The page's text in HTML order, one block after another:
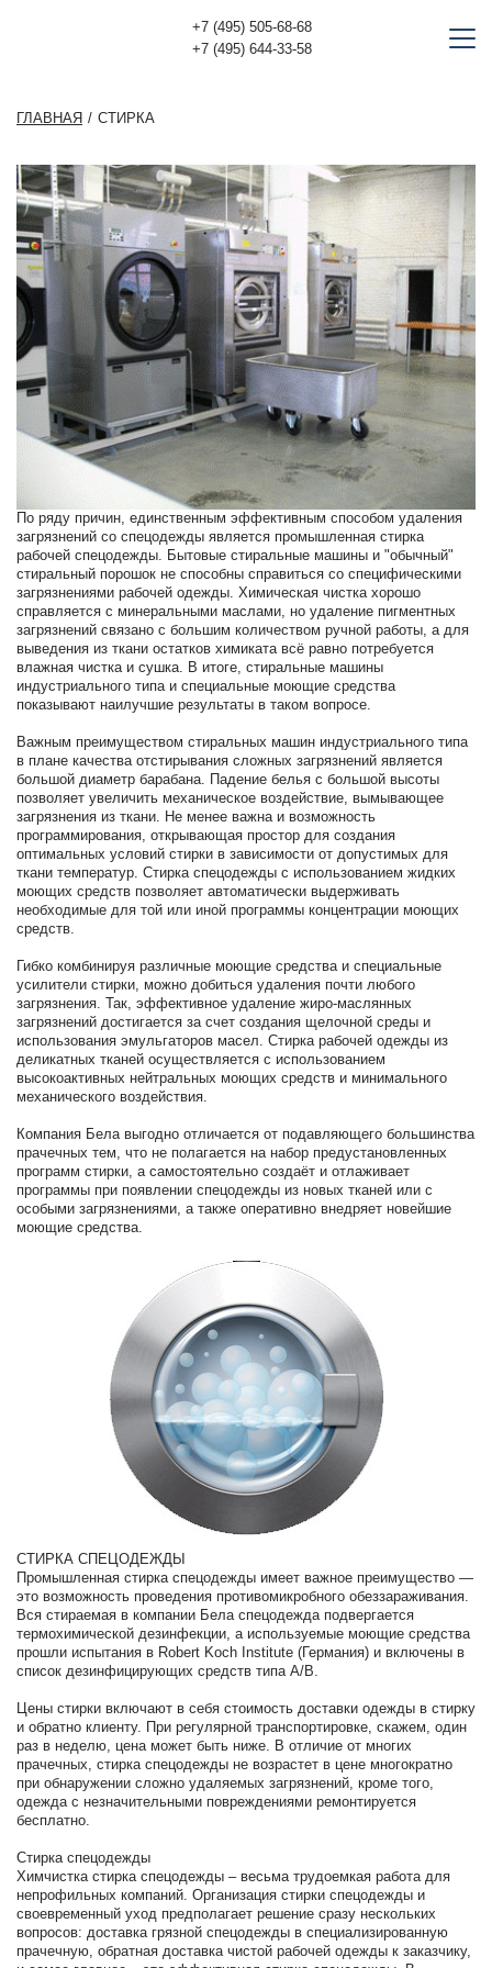
+7 (495) 505-68-68
+7 (495) 644-33-58
ГЛАВНАЯ СТИРКА
По ряду причин, единственным эффективным способом удаления
загрязнений со спецодежды является промышленная стирка
рабочей спецодежды. Бытовые стиральные машины и "обычный"
стиральный порошок не способны справиться со специфическими
загрязнениями рабочей одежды. Химическая чистка хорошо
справляется с минеральными маслами, но удаление пигментных
загрязнений связано с большим количеством ручной работы, а для
выведения из ткани остатков химиката всё равно потребуется
влажная чистка и сушка. В итоге, стиральные машины
индустриального типа и специальные моющие средства
показывают наилучшие результаты в таком вопросе.
Важным преимуществом стиральных машин индустриального типа
в плане качества отстирывания сложных загрязнений является
большой диаметр барабана. Падение белья с большой высоты
позволяет увеличить механическое воздействие, вымывающее
загрязнения из ткани. Не менее важна и возможность
программирования, открывающая простор для создания
оптимальных условий стирки в зависимости от допустимых для
ткани температур. Стирка спецодежды с использованием жидких
моющих средств позволяет автоматически выдерживать
необходимые для той или иной программы концентрации моющих
средств.
Гибко комбинируя различные моющие средства и специальные
усилители стирки, можно добиться удаления почти любого
загрязнения. Так, эффективное удаление жиро-маслянных
загрязнений достигается за счет создания щелочной среды и
использования эмульгаторов масел. Стирка рабочей одежды из
деликатных тканей осуществляется с использованием
высокоактивных нейтральных моющих средств и минимального
механического воздействия.
Компания Бела выгодно отличается от подавляющего большинства
прачечных тем, что не полагается на набор предустановленных
программ стирки, а самостоятельно создаёт и отлаживает
программы при появлении спецодежды из новых тканей или с
особыми загрязнениями, а также оперативно внедряет новейшие
моющие средства.
СТИРКА СПЕЦОДЕЖДЫ
Промышленная стирка спецодежды имеет важное преимущество —
это возможность проведения противомикробного обеззараживания.
Вся стираемая в компании Бела спецодежда подвергается
термохимической дезинфекции, а используемые моющие средства
прошли испытания в Robert Koch Institute (Германия) и включены в
список дезинфицирующих средств типа A/B.
Цены стирки включают в себя стоимость доставки одежды в стирку
и обратно клиенту. При регулярной транспортировке, скажем, один
раз в неделю, цена может быть ниже. В отличие от многих
прачечных, стирка спецодежды не возрастет в цене многократно
при обнаружении сложно удаляемых загрязнений, кроме того,
одежда с незначительными повреждениями ремонтируется
бесплатно.
Стирка спецодежды
Химчистка стирка спецодежды – весьма трудоемкая работа для
непрофильных компаний. Организация стирки спецодежды и
своевременный уход предполагает решение сразу нескольких
вопросов: доставка грязной спецодежды в специализированную
прачечную, обратная доставка чистой рабочей одежды к заказчику,